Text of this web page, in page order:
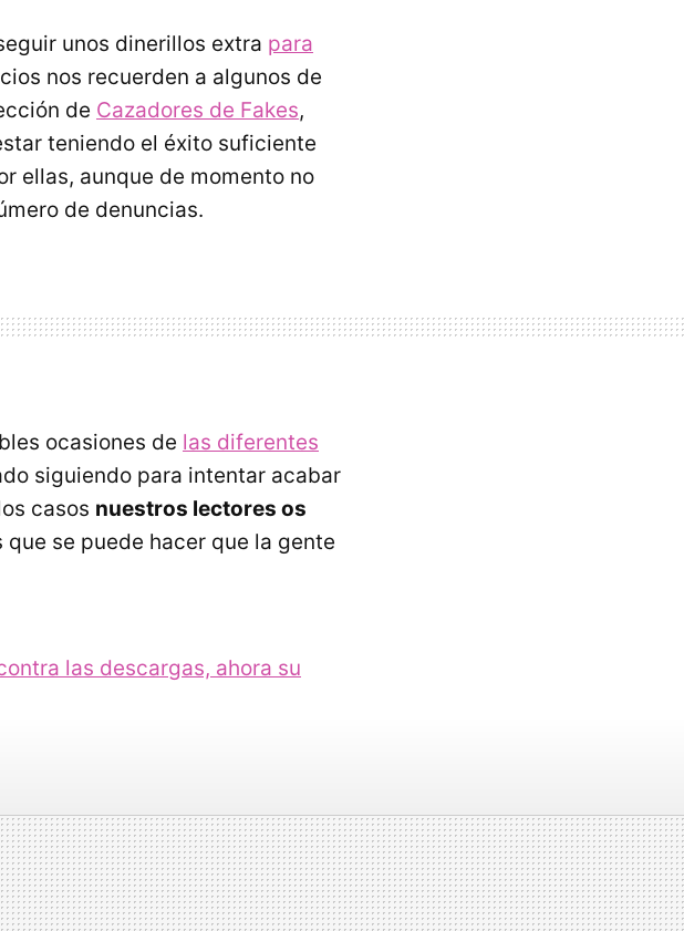
unos dinerillos extra para
nos recuerden a algunos de
de Cazadores de Fakes,
teniendo el éxito suficiente
ellas, aunque de momento no
de denuncias.
ocasiones de las diferentes
siguiendo para intentar acabar
casos nuestros lectores os
que se puede hacer que la gente
las descargas, ahora su